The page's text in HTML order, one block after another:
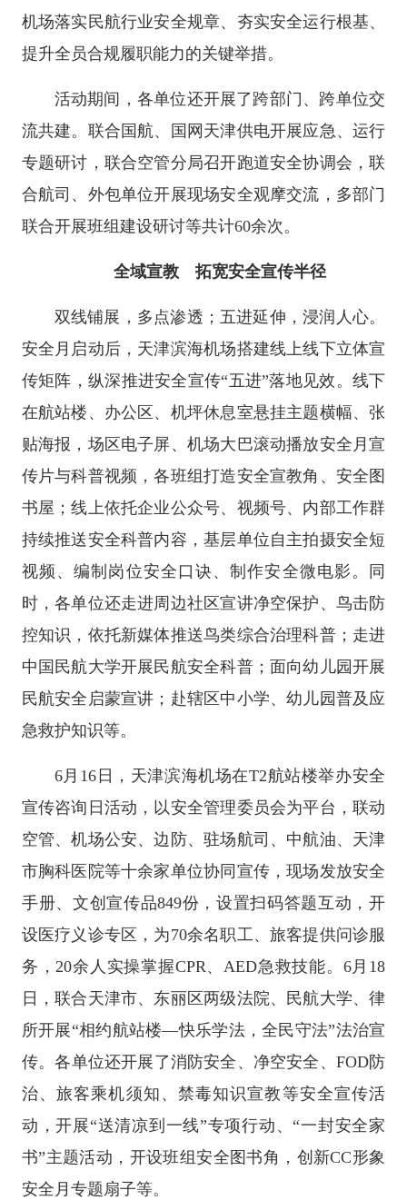
机场落实民航行业安全规章、夯实安全运行根基、
提升全员合规履职能力的关键举措。
活动期间，各单位还开展了跨部门、跨单位交
流共建。联合国航、国网天津供电开展应急、运行
专题研讨，联合空管分局召开跑道安全协调会，联
合航司、外包单位开展现场安全观摩交流，多部门
联合开展班组建设研讨等共计60余次。
全域宣教 拓宽安全宣传半径
双线铺展，多点渗透；五进延伸，浸润人心。
安全月启动后，天津滨海机场搭建线上线下立体宣
传矩阵，纵深推进安全宣传“五进”落地见效。线下
在航站楼、办公区、机坪休息室悬挂主题横幅、张
贴海报，场区电子屏、机场大巴滚动播放安全月宣
传片与科普视频，各班组打造安全宣教角、安全图
书屋；线上依托企业公众号、视频号、内部工作群
持续推送安全科普内容，基层单位自主拍摄安全短
视频、编制岗位安全口诀、制作安全微电影。同
时，各单位还走进周边社区宣讲净空保护、鸟击防
控知识，依托新媒体推送鸟类综合治理科普；走进
中国民航大学开展民航安全科普；面向幼儿园开展
民航安全启蒙宣讲；赴辖区中小学、幼儿园普及应
急救护知识等。
6月16日，天津滨海机场在T2航站楼举办安全
宣传咨询日活动，以安全管理委员会为平台，联动
空管、机场公安、边防、驻场航司、中航油、天津
市胸科医院等十余家单位协同宣传，现场发放安全
手册、文创宣传品849份，设置扫码答题互动，开
设医疗义诊专区，为70余名职工、旅客提供问诊服
务，20余人实操掌握CPR、AED急救技能。6月18
日，联合天津市、东丽区两级法院、民航大学、律
所开展“相约航站楼—快乐学法，全民守法”法治宣
传。各单位还开展了消防安全、净空安全、FOD防
治、旅客乘机须知、禁毒知识宣教等安全宣传活
动，开展“送清凉到一线”专项行动、“一封安全家
书”主题活动，开设班组安全图书角，创新CC形象
安全月专题扇子等。